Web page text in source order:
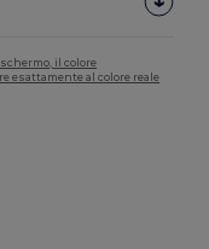
il colore
esattamente al colore reale